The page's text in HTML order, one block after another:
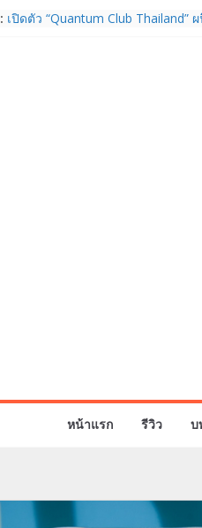
เปิดตัว “Quantum Club Thailand”
หน้าแรก รีวิว บ